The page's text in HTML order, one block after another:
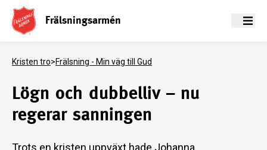
Frälsningsarmén Meny
Kristen tro>Frälsning - Min väg till Gud
Lögn och dubbelliv – nu
regerar sanningen
Trots en kristen uppväxt hade Johanna